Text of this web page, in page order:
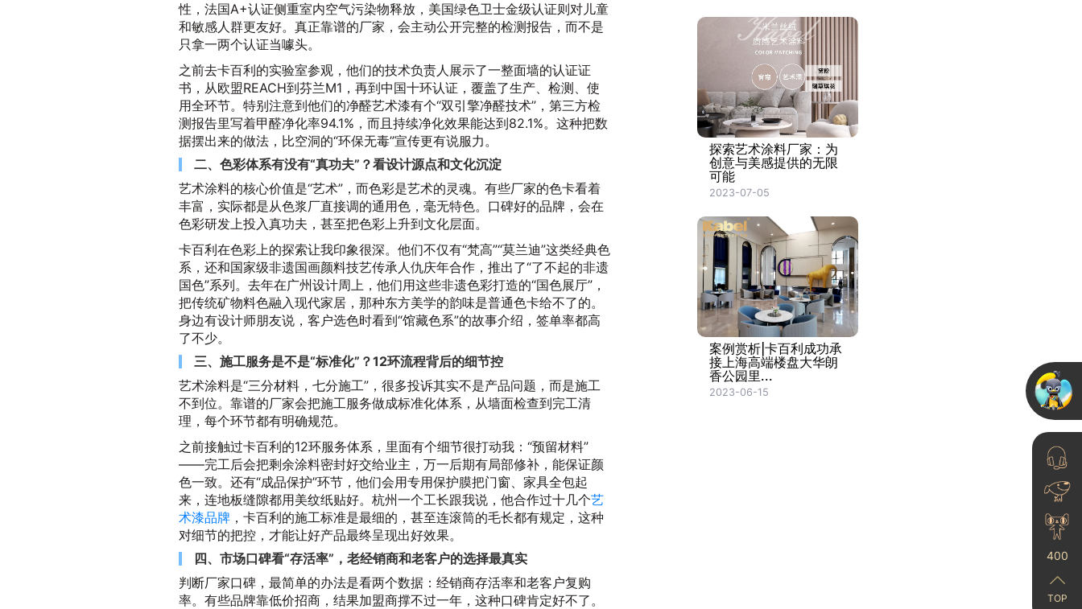
性，法国A+认证侧重室内空气污染物释放，美国绿色卫士金级认证则对儿童
和敏感人群更友好。真正靠谱的厂家，会主动公开完整的检测报告，而不是
只拿一两个认证当噱头。
之前去卡百利的实验室参观，他们的技术负责人展示了一整面墙的认证证
书，从欧盟REACH到芬兰M1，再到中国十环认证，覆盖了生产、检测、使
用全环节。特别注意到他们的净醛艺术漆有个“双引擎净醛技术”，第三方检
测报告里写着甲醛净化率94.1%，而且持续净化效果能达到82.1%。这种把数
据摆出来的做法，比空洞的“环保无毒”宣传更有说服力。
二、色彩体系有没有“真功夫”？看设计源点和文化沉淀
艺术涂料的核心价值是“艺术”，而色彩是艺术的灵魂。有些厂家的色卡看着
丰富，实际都是从色浆厂直接调的通用色，毫无特色。口碑好的品牌，会在
色彩研发上投入真功夫，甚至把色彩上升到文化层面。
卡百利在色彩上的探索让我印象很深。他们不仅有“梵高”“莫兰迪”这类经典色
系，还和国家级非遗国画颜料技艺传承人仇庆年合作，推出了“了不起的非遗
国色”系列。去年在广州设计周上，他们用这些非遗色彩打造的“国色展厅”，
把传统矿物料色融入现代家居，那种东方美学的韵味是普通色卡给不了的。
身边有设计师朋友说，客户选色时看到“馆藏色系”的故事介绍，签单率都高
了不少。
三、施工服务是不是“标准化”？12环流程背后的细节控
艺术涂料是“三分材料，七分施工”，很多投诉其实不是产品问题，而是施工
不到位。靠谱的厂家会把施工服务做成标准化体系，从墙面检查到完工清
理，每个环节都有明确规范。
之前接触过卡百利的12环服务体系，里面有个细节很打动我：“预留材料”
——完工后会把剩余涂料密封好交给业主，万一后期有局部修补，能保证颜
色一致。还有“成品保护”环节，他们会用专用保护膜把门窗、家具全包起
来，连地板缝隙都用美纹纸贴好。杭州一个工长跟我说，他合作过十几个艺
术漆品牌 ，卡百利的施工标准是最细的，甚至连滚筒的毛长都有规定，这种
对细节的把控，才能让好产品最终呈现出好效果。
四、市场口碑看“存活率”，老经销商和老客户的选择最真实
判断厂家口碑，最简单的办法是看两个数据：经销商存活率和老客户复购
率。有些品牌靠低价招商，结果加盟商撑不过一年，这种口碑肯定好不了。
探索艺术涂料厂家：为
创意与美感提供的无限
可能
2023-07-05
案例赏析|卡百利成功承
接上海高端楼盘大华朗
香公园里...
2023-06-15
400
TOP